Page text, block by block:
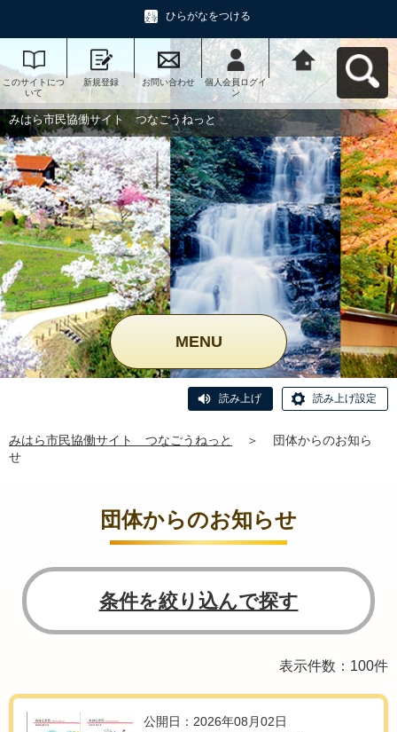
ひらがなをつける
このサイトにつ
いて
新規登録 お問い合わせ
個人会員ログイ
ン
みはら市民協働
サイト つなご
うねっとへ戻る
みはら市民協働サイト つなごうねっと
MENU
読み上げ 読み上げ設定
みはら市民協働サイト つなごうねっと ＞
団体からのお知ら
せ
団体からのお知らせ
条件を絞り込んで探す
表示件数：100件
公開日：2026年08月02日